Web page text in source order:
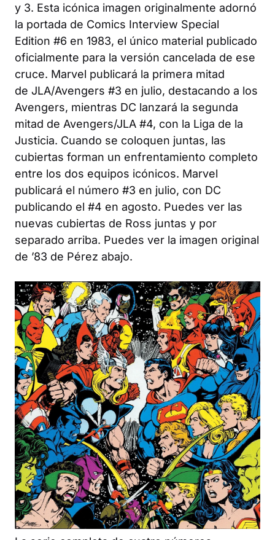
y 3. Esta icónica imagen originalmente adornó
la portada de Comics Interview Special
Edition #6 en 1983, el único material publicado
oficialmente para la versión cancelada de ese
cruce. Marvel publicará la primera mitad
de JLA/Avengers #3 en julio, destacando a los
Avengers, mientras DC lanzará la segunda
mitad de Avengers/JLA #4, con la Liga de la
Justicia. Cuando se coloquen juntas, las
cubiertas forman un enfrentamiento completo
entre los dos equipos icónicos. Marvel
publicará el número #3 en julio, con DC
publicando el #4 en agosto. Puedes ver las
nuevas cubiertas de Ross juntas y por
separado arriba. Puedes ver la imagen original
de ’83 de Pérez abajo.